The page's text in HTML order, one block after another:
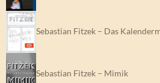
Sebastian Fitzek – Das
Sebastian Fitzek – Mimik